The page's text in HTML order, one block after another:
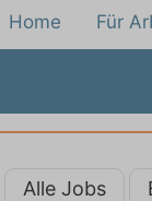
Home Für
Alle Jobs